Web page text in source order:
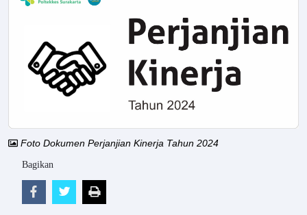
Foto Dokumen Perjanjian Kinerja Tahun 2024
Bagikan